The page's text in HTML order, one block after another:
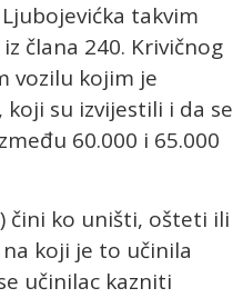
takvim
člana 240. Krivičnog
vozilu kojim je
su izvijestili i da se
60.000 i 65.000
čini ko uništi, ošteti ili
koji je to učinila
učinilac kazniti